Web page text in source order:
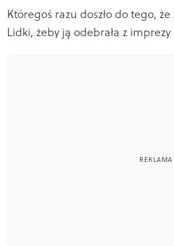
Któregoś razu doszło do tego,
Lidki, żeby ją odebrała z